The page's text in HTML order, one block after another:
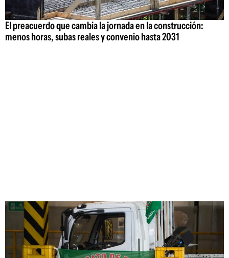
El preacuerdo que cambia la jornada en la construcción:
menos horas, subas reales y convenio hasta 2031